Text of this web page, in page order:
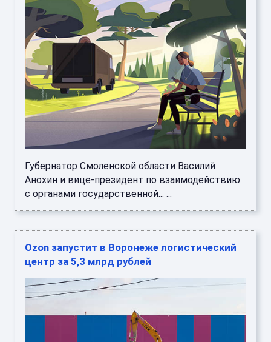
Губернатор Смоленской области Василий
Анохин и вице-президент по взаимодействию
с органами государственной... ...
Ozon запустит в Воронеже логистический
центр за 5,3 млрд рублей